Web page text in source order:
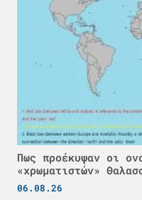
Πως προέκυψαν οι
«χρωματιστών»
06.08.26